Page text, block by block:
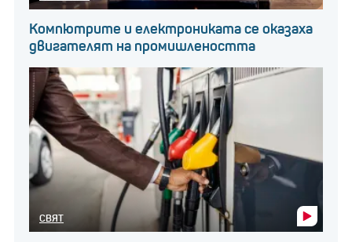
Компютрите и електрониката се оказаха
двигателят на промишлеността
СВЯТ